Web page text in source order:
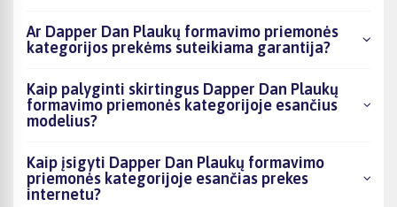
Ar Dapper Dan Plaukų formavimo priemonės
kategorijos prekėms suteikiama garantija?
Kaip palyginti skirtingus Dapper Dan Plaukų
formavimo priemonės kategorijoje esančius
modelius?
Kaip įsigyti Dapper Dan Plaukų formavimo
priemonės kategorijoje esančias prekes
internetu?